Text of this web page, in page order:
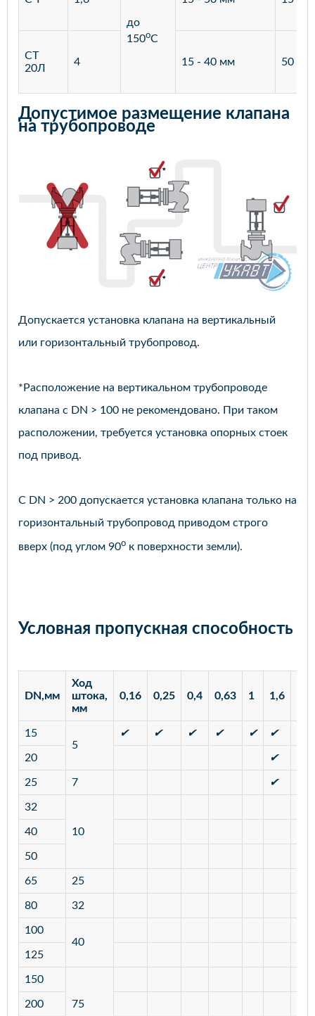
до
150oС
СТ
20Л
4 15 - 40 мм 50 -
Допустимое размещение клапана
на трубопроводе
Допускается установка клапана на вертикальный
или горизонтальный трубопровод.
*Расположение на вертикальном трубопроводе
клапана с DN > 100 не рекомендовано. При таком
расположении, требуется установка опорных стоек
под привод.
С DN > 200 допускается установка клапана только на
горизонтальный трубопровод приводом строго
вверх (под углом 90o к поверхности земли).
Условная пропускная способность
DN,мм
Ход
штока,
мм
0,16 0,25 0,4 0,63 1 1,6
15
5
✔ ✔ ✔ ✔ ✔ ✔
20 ✔
25 7 ✔
32
10
40
50
65 25
80 32
100
40
125
150
75
200